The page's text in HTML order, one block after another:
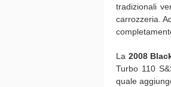
tradizionali
carrozzeria.
La 2008
Turbo 110
quale